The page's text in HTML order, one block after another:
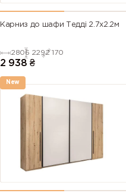
Карниз до шафи Тедді 2.7х2.2м
2806 2292 170
2 938 ₴
New